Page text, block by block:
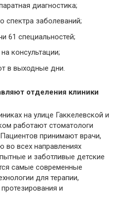
диагностика;
спектра заболеваний;
61 специальностей;
консультации;
в выходные дни.
отделения клиники
на улице Гаккелевской и
работают стоматологи
принимают врачи,
всех направлениях
и заботливые детские
самые современные
для терапии,
и